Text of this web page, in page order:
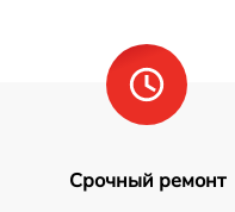
Срочный ремонт